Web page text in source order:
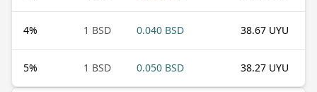
4% 1 BSD 0.040 BSD 38.67 UYU
5% 1 BSD 0.050 BSD 38.27 UYU